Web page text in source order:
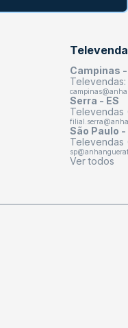
Campinas -
Televendas:
Serra - ES
Televendas
São Paulo -
Televendas
Ver todos